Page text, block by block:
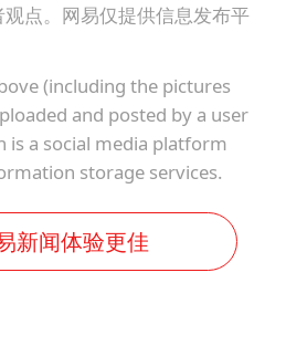
点。网易仅提供信息发布平
(including the pictures
and posted by a user
is a social media platform
storage services.
新闻体验更佳